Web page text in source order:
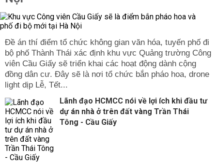
Đề án thí điểm tổ chức không gian văn hóa, tuyến phố đi
bộ phố Thành Thái xác định khu vực Quảng trường Công
viên Cầu Giấy sẽ triển khai các hoạt động dành cộng
đồng dân cư. Đây sẽ là nơi tổ chức bắn pháo hoa, drone
light dịp Lễ, Tết...
Lãnh đạo HCMCC nói về lợi ích khi đầu tư
dự án nhà ở trên đất vàng Trần Thái
Tông - Cầu Giấy